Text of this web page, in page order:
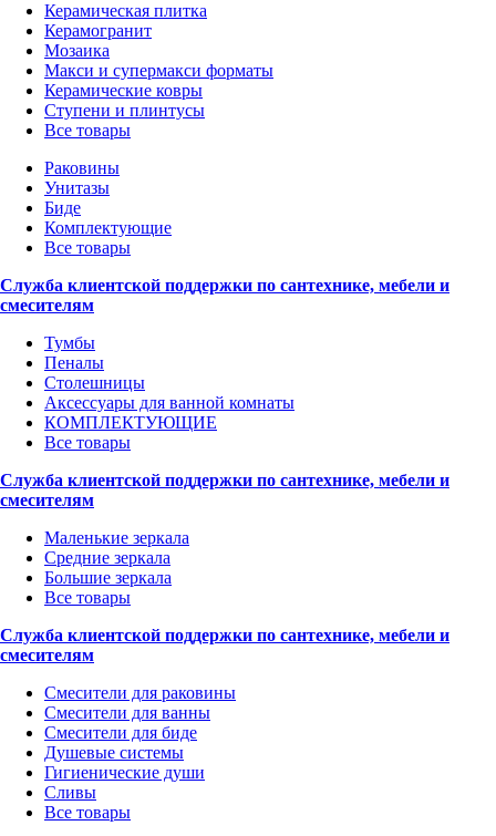
Керамическая плитка
Керамогранит
Мозаика
Макси и супермакси форматы
Керамические ковры
Ступени и плинтусы
Все товары
Раковины
Унитазы
Биде
Комплектующие
Все товары
Служба клиентской поддержки по сантехнике, мебели и
смесителям
Тумбы
Пеналы
Столешницы
Аксессуары для ванной комнаты
КОМПЛЕКТУЮЩИЕ
Все товары
Служба клиентской поддержки по сантехнике, мебели и
смесителям
Маленькие зеркала
Средние зеркала
Большие зеркала
Все товары
Служба клиентской поддержки по сантехнике, мебели и
смесителям
Смесители для раковины
Смесители для ванны
Смесители для биде
Душевые системы
Гигиенические души
Сливы
Все товары